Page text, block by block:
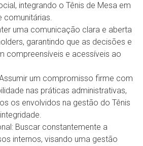
integrando o Tênis de Mesa em
comunitárias.
uma comunicação clara e aberta
garantindo que as decisões e
compreensíveis e acessíveis ao
um compromisso firme com
nas práticas administrativas,
os envolvidos na gestão do Tênis
Buscar constantemente a
internos, visando uma gestão